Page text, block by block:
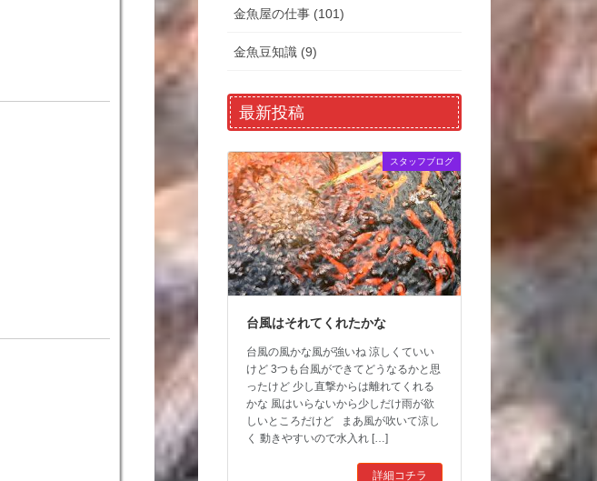
金魚屋の仕事 (101)
金魚豆知識 (9)
最新投稿
スタッフブログ
台風はそれてくれたかな
台風の風かな風が強いね 涼しくていい
けど 3つも台風ができてどうなるかと思
ったけど 少し直撃からは離れてくれる
かな 風はいらないから少しだけ雨が欲
しいところだけど まあ風が吹いて涼し
く 動きやすいので水入れ […]
詳細コチラ